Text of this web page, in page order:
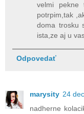
velmi pekne
potrpim,tak
doma trosku
ista,ze aj u
Odpovedať
marysity 24
nadherne